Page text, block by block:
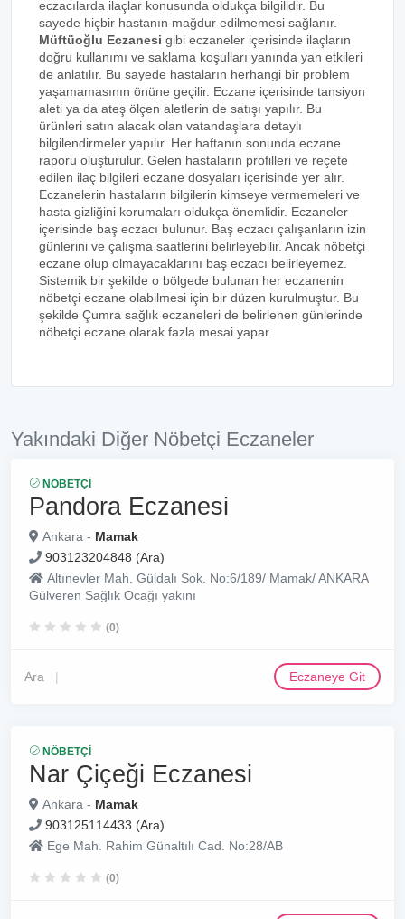
eczacılarda ilaçlar konusunda oldukça bilgilidir. Bu
sayede hiçbir hastanın mağdur edilmemesi sağlanır.
Müftüoğlu Eczanesi gibi eczaneler içerisinde ilaçların
doğru kullanımı ve saklama koşulları yanında yan etkileri
de anlatılır. Bu sayede hastaların herhangi bir problem
yaşamamasının önüne geçilir. Eczane içerisinde tansiyon
aleti ya da ateş ölçen aletlerin de satışı yapılır. Bu
ürünleri satın alacak olan vatandaşlara detaylı
bilgilendirmeler yapılır. Her haftanın sonunda eczane
raporu oluşturulur. Gelen hastaların profilleri ve reçete
edilen ilaç bilgileri eczane dosyaları içerisinde yer alır.
Eczanelerin hastaların bilgilerin kimseye vermemeleri ve
hasta gizliğini korumaları oldukça önemlidir. Eczaneler
içerisinde baş eczacı bulunur. Baş eczacı çalışanların izin
günlerini ve çalışma saatlerini belirleyebilir. Ancak nöbetçi
eczane olup olmayacaklarını baş eczacı belirleyemez.
Sistemik bir şekilde o bölgede bulunan her eczanenin
nöbetçi eczane olabilmesi için bir düzen kurulmuştur. Bu
şekilde Çumra sağlık eczaneleri de belirlenen günlerinde
nöbetçi eczane olarak fazla mesai yapar.
Yakındaki Diğer Nöbetçi Eczaneler
NÖBETÇI
Pandora Eczanesi
Ankara - Mamak
903123204848 (Ara)
Altınevler Mah. Güldalı Sok. No:6/189/ Mamak/ ANKARA
Gülveren Sağlık Ocağı yakını
(0)
Ara Eczaneye Git
NÖBETÇI
Nar Çiçeği Eczanesi
Ankara - Mamak
903125114433 (Ara)
Ege Mah. Rahim Günaltılı Cad. No:28/AB
(0)